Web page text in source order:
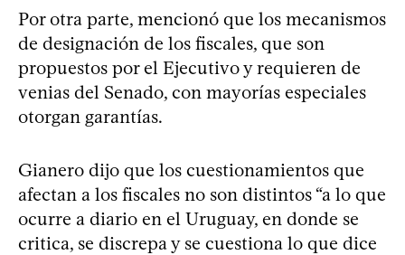
Por otra parte, mencionó que los mecanismos
de designación de los fiscales, que son
propuestos por el Ejecutivo y requieren de
venias del Senado, con mayorías especiales
otorgan garantías.
Gianero dijo que los cuestionamientos que
afectan a los fiscales no son distintos “a lo que
ocurre a diario en el Uruguay, en donde se
critica, se discrepa y se cuestiona lo que dice